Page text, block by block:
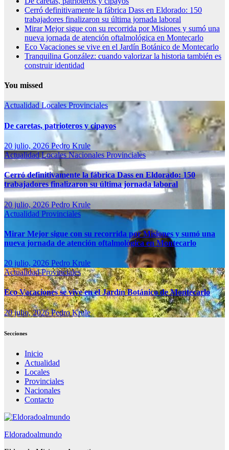
Cerró definitivamente la fábrica Dass en Eldorado: 150
trabajadores finalizaron su última jornada laboral
Mirar Mejor sigue con su recorrida por Misiones y sumó una
nueva jornada de atención oftalmológica en Montecarlo
Eco Vacaciones se vive en el Jardín Botánico de Montecarlo
Tranquilina González: cuando valorizar la historia también es
construir identidad
You missed
Actualidad Locales Provinciales
De caretas, patrioteros y cipayos
20 julio, 2026 Pedro Krule
ActualidadLocalesNacionales Provinciales
Cerró definitivamente la fábrica Dass en Eldorado: 150
trabajadores finalizaron su última jornada laboral
20 julio, 2026 Pedro Krule
Actualidad Provinciales
Mirar Mejor sigue con su recorrida por Misiones y sumó una
nueva jornada de atención oftalmológica en Montecarlo
20 julio, 2026 Pedro Krule
ActualidadProvinciales
Eco Vacaciones se vive en el Jardín Botánico de Montecarlo
20 julio, 2026Pedro Krule
Secciones
Inicio
Actualidad
Locales
Provinciales
Nacionales
Contacto
Eldoradoalmundo